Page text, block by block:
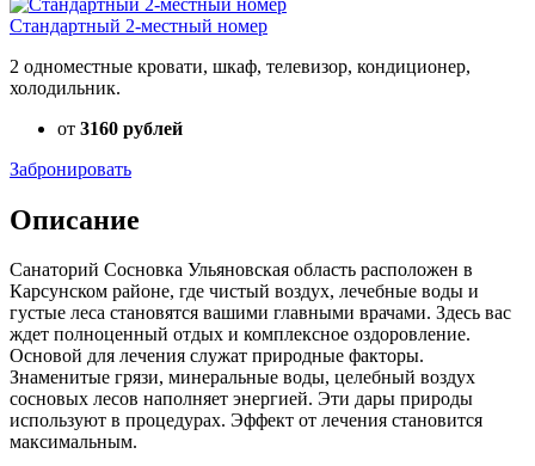
Стандартный 2-местный номер
2 одноместные кровати, шкаф, телевизор, кондиционер,
холодильник.
от 3160 рублей
Забронировать
Описание
Санаторий Сосновка Ульяновская область расположен в
Карсунском районе, где чистый воздух, лечебные воды и
густые леса становятся вашими главными врачами. Здесь вас
ждет полноценный отдых и комплексное оздоровление.
Основой для лечения служат природные факторы.
Знаменитые грязи, минеральные воды, целебный воздух
сосновых лесов наполняет энергией. Эти дары природы
используют в процедурах. Эффект от лечения становится
максимальным.